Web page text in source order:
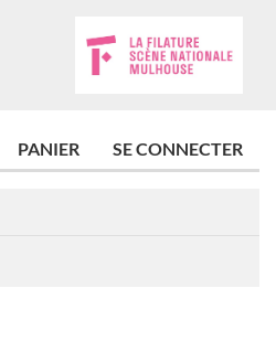
PANIER SE CONNECTER